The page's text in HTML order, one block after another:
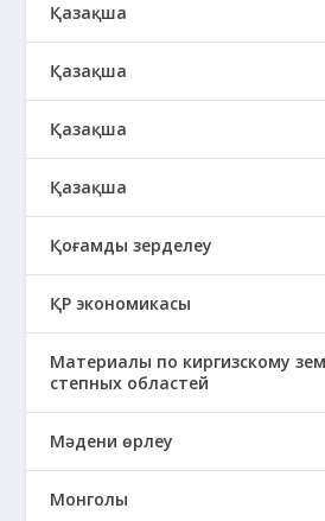
Қазақша
Қазақша
Қазақша
Қазақша
Қоғамды зерделеу
ҚР экономикасы
Материалы по киргизскому
степных областей
Мәдени өрлеу
Монголы